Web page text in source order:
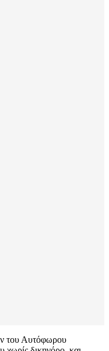
του Αυτόφωρου